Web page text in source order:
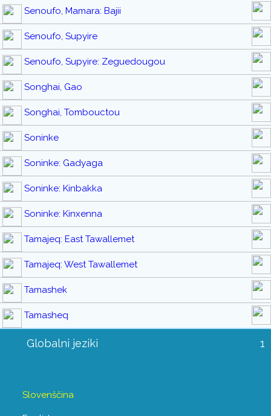
Senoufo, Mamara: Bajii
Senoufo, Supyire
Senoufo, Supyire: Zeguedougou
Songhai, Gao
Songhai, Tombouctou
Soninke
Soninke: Gadyaga
Soninke: Kinbakka
Soninke: Kinxenna
Tamajeq: East Tawallemet
Tamajeq: West Tawallemet
Tamashek
Tamasheq
Globalni jeziki 1
Slovenščina